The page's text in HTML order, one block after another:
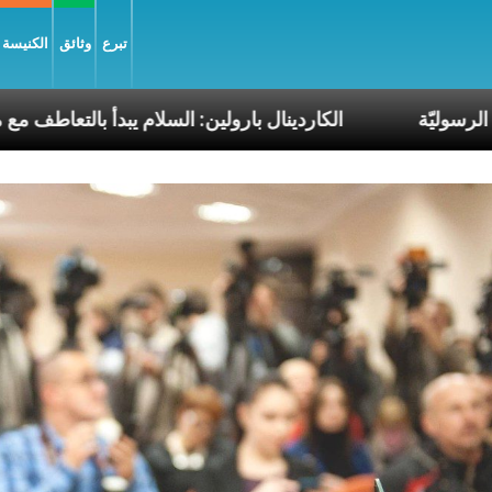
وثائق تبرع
الكاردينال بارولين: السلام رحلات البابا الرسوليّة